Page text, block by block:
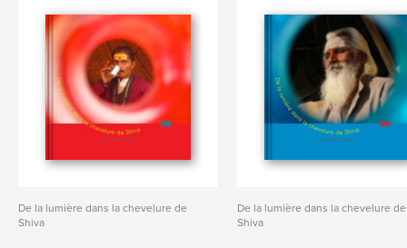
De la lumière dans la chevelure de
Shiva
De la lumière dans la chevelure de
Shiva